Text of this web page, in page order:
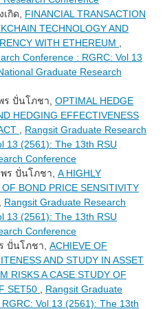
กิด, FINANCIAL TRANSACTION
TECHNOLOGY AND
WITH ETHEREUM
Conference : RGRC: Vol 13
Graduate Research
ปั่นโภชา, OPTIMAL HEDGE
HEDGING EFFECTIVENESS
Rangsit Graduate Research
13 (2561): The 13th RSU
Conference
ร ปั่นโภชา, A HIGHLY
BOND PRICE SENSITIVITY
Rangsit Graduate Research
13 (2561): The 13th RSU
Conference
ปั่นโภชา, ACHIEVE OF
AND STUDY IN ASSET
RISKS A CASE STUDY OF
SET50
Rangsit Graduate
Vol 13 (2561): The 13th